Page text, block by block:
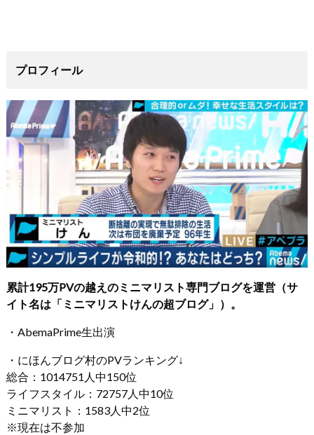
プロフィール
累計195万PVの越えのミニマリスト専門ブログを運営（サ
イト名は「ミニマリストけんの超ブログ」）。
・AbemaPrime生出演
・にほんブログ村のPVランキング↓
総合：1014751人中150位
ライフスタイル：72757人中10位
ミニマリスト：1583人中2位
※現在は不参加